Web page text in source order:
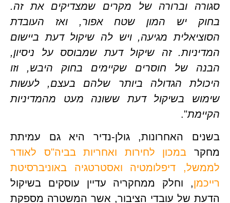
סגורה וברורה של מקרים שמצדיקים את זה.
בחוק יש המון שטח אפור, ואז העובדת
הסוציאלית מגיעה, ויש לה שיקול דעת ביישום
הבנה של חוסרים שקיימים בחוק היבש, וזו
היכולת הגדולה ביותר שלהם בעצם, לעשות
שימוש בשיקול דעת ששונה מעט מהמדיניות
".
בשנים האחרונות, גולן-נדיר היא גם עמיתת
במכון לחירות ואחריות בביה"ס לאודר
לממשל, דיפלומטיה ואסטרטגיה באוניברסיטת
, וחלק ממחקריה עדיין עוסקים בשיקול
הדעת של עובדי הציבור, אשר המשטרה מספקת